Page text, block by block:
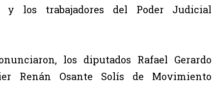
y los trabajadores del Poder Judicial
los diputados Rafael Gerardo
Renán Osante Solís de Movimiento